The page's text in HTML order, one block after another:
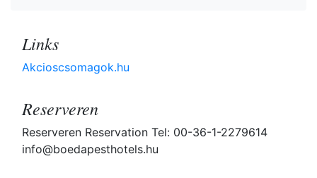
Links
Akcioscsomagok.hu
Reserveren
Reserveren Reservation Tel: 00-36-1-2279614
info@boedapesthotels.hu